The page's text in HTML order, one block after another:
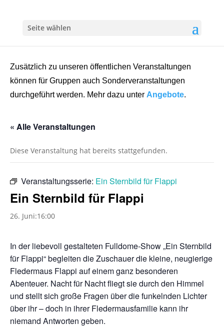
Seite wählen
Zusätzlich zu unseren öffentlichen Veranstaltungen
können für Gruppen auch Sonderveranstaltungen
durchgeführt werden. Mehr dazu unter Angebote.
« Alle Veranstaltungen
Diese Veranstaltung hat bereits stattgefunden.
Veranstaltungsserie: Ein Sternbild für Flappi
Ein Sternbild für Flappi
26. Juni:16:00
In der liebevoll gestalteten Fulldome-Show „Ein Sternbild
für Flappi“ begleiten die Zuschauer die kleine, neugierige
Fledermaus Flappi auf einem ganz besonderen
Abenteuer. Nacht für Nacht fliegt sie durch den Himmel
und stellt sich große Fragen über die funkelnden Lichter
über ihr – doch in ihrer Fledermausfamilie kann ihr
niemand Antworten geben.